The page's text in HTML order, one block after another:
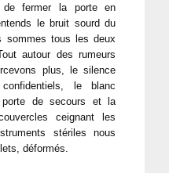
de fermer la porte en
le bruit sourd du
sommes tous les deux
autour des rumeurs
plus, le silence
le blanc
de secours et la
ceignant les
stériles nous
déformés.